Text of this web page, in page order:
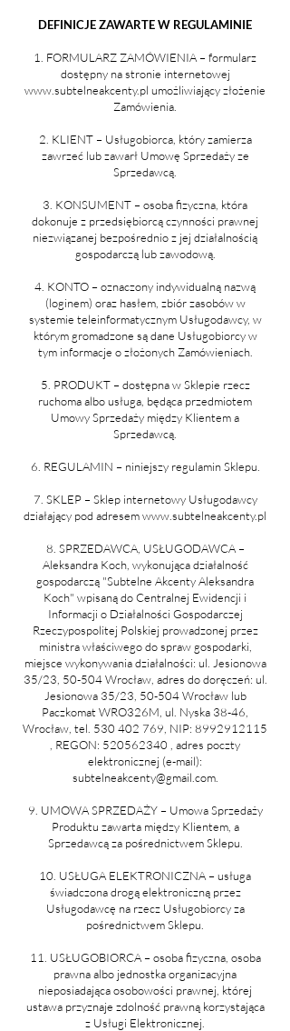
DEFINICJE ZAWARTE W REGULAMINIE
1. FORMULARZ ZAMÓWIENIA – formularz
dostępny na stronie internetowej
www.subtelneakcenty.pl umożliwiający złożenie
Zamówienia.
2. KLIENT – Usługobiorca, który zamierza
zawrzeć lub zawarł Umowę Sprzedaży ze
Sprzedawcą.
3. KONSUMENT – osoba fizyczna, która
dokonuje z przedsiębiorcą czynności prawnej
niezwiązanej bezpośrednio z jej działalnością
gospodarczą lub zawodową.
4. KONTO – oznaczony indywidualną nazwą
(loginem) oraz hasłem, zbiór zasobów w
systemie teleinformatycznym Usługodawcy, w
którym gromadzone są dane Usługobiorcy w
tym informacje o złożonych Zamówieniach.
5. PRODUKT – dostępna w Sklepie rzecz
ruchoma albo usługa, będąca przedmiotem
Umowy Sprzedaży między Klientem a
Sprzedawcą.
6. REGULAMIN – niniejszy regulamin Sklepu.
7. SKLEP – Sklep internetowy Usługodawcy
działający pod adresemwww.subtelneakcenty.pl
8. SPRZEDAWCA, USŁUGODAWCA –
Aleksandra Koch, wykonująca działalność
gospodarczą "Subtelne Akcenty Aleksandra
Koch" wpisaną do Centralnej Ewidencji i
Informacji o Działalności Gospodarczej
Rzeczypospolitej Polskiej prowadzonej przez
ministra właściwego do spraw gospodarki,
miejsce wykonywania działalności: ul. Jesionowa
35/23, 50-504 Wrocław, adres do doręczeń: ul.
Jesionowa 35/23, 50-504 Wrocław lub
Paczkomat WRO326M, ul. Nyska 38-46,
Wrocław, tel. 530 402 769 , NIP: 8992912115
, REGON: 520562340 , adres poczty
elektronicznej (e-mail):
subtelneakcenty@gmail.com.
9. UMOWA SPRZEDAŻY – Umowa Sprzedaży
Produktu zawarta między Klientem, a
Sprzedawcą za pośrednictwem Sklepu.
10. USŁUGA ELEKTRONICZNA – usługa
świadczona drogą elektroniczną przez
Usługodawcę na rzecz Usługobiorcy za
pośrednictwem Sklepu.
11. USŁUGOBIORCA – osoba fizyczna, osoba
prawna albo jednostka organizacyjna
nieposiadająca osobowości prawnej, której
ustawa przyznaje zdolność prawną korzystająca
z Usługi Elektronicznej.